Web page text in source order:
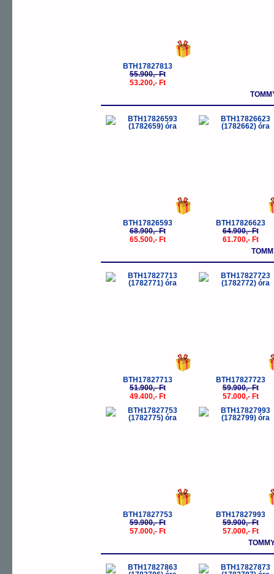
BTH17827813
55.900,- Ft
53.200,- Ft
-5%
BTH17826593
68.900,- Ft
65.500,- Ft
-
BTH17826623
64.900,- Ft
61.700,- Ft
-5%
BTH17827713
51.900,- Ft
49.400,- Ft
-
BTH17827723
59.900,- Ft
57.000,- Ft
-5%
BTH17827753
59.900,- Ft
57.000,- Ft
-
BTH17827993
59.900,- Ft
57.000,- Ft
-5% -